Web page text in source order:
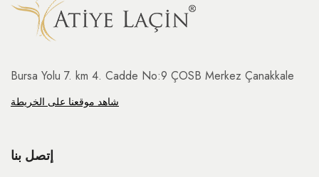
Bursa Yolu 7. km 4. Cadde No:9 ÇOSB Merkez Çanakkale
شاهد موقعنا على الخريطة
إتصل بنا